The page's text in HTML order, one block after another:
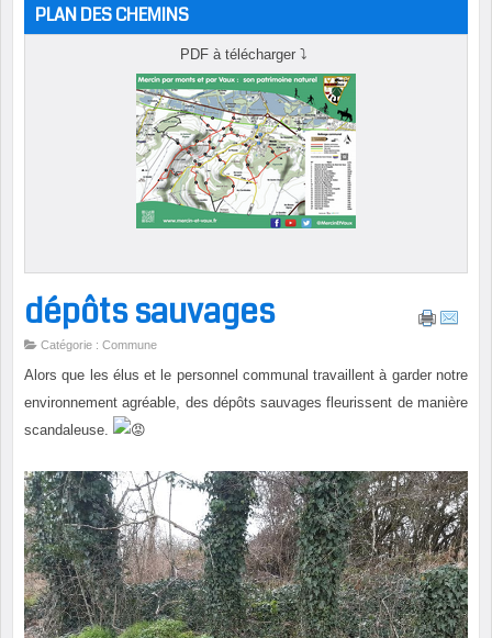
PLAN DES CHEMINS
PDF à télécharger ⤵
dépôts sauvages
Catégorie : Commune
Alors que les élus et le personnel communal travaillent à garder notre
environnement agréable, des dépôts sauvages fleurissent de manière
scandaleuse.